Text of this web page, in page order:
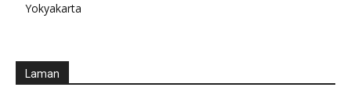
Yokyakarta
Laman